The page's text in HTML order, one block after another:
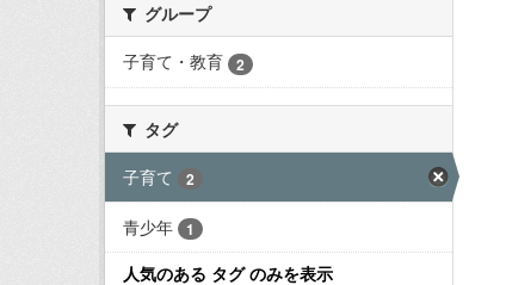
グループ
子育て・教育
2
タグ
子育て
2
青少年 1
人気のある タグ のみを表示